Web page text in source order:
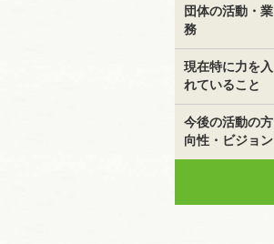
団体の活動・業
務
現在特に力を入
れていること
今後の活動の方
向性・ビジョン